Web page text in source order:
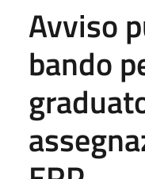
Avviso
bando